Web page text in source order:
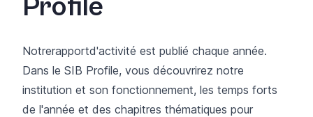
Profile
Notrerapportd'activité est publié chaque année.
Dans le SIB Profile, vous découvrirez notre
institution et son fonctionnement, les temps forts
de l'année et des chapitres thématiques pour